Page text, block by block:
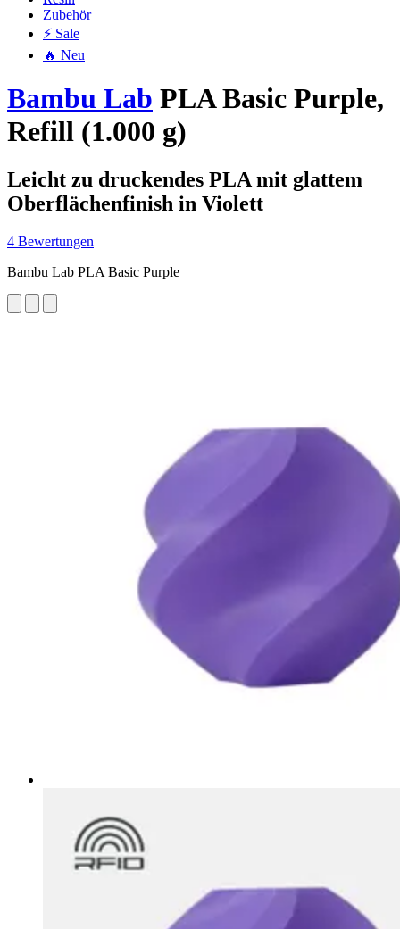
Zubehör
⚡ Sale
🔥 Neu
Bambu Lab PLA Basic Purple,
Refill (1.000 g)
Leicht zu druckendes PLA mit glattem
Oberflächenfinish in Violett
4 Bewertungen
Bambu Lab PLA Basic Purple